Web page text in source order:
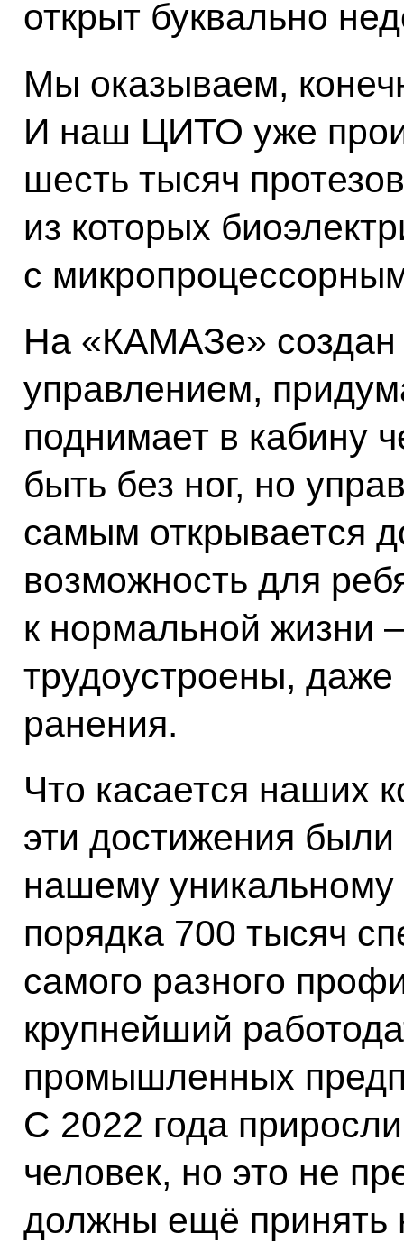
открыт буквально
Мы оказываем,
И наш ЦИТО уже
шесть тысяч
из которых
с
На «КАМАЗе» создан
управлением,
поднимает в кабину
быть без ног, но
самым открывается
возможность для
к нормальной жизни
трудоустроены,
ранения.
Что касается наших
эти достижения
нашему уникальному
порядка 700 тысяч
самого разного
крупнейший
промышленных
С 2022 года
человек, но это не
должны ещё принять